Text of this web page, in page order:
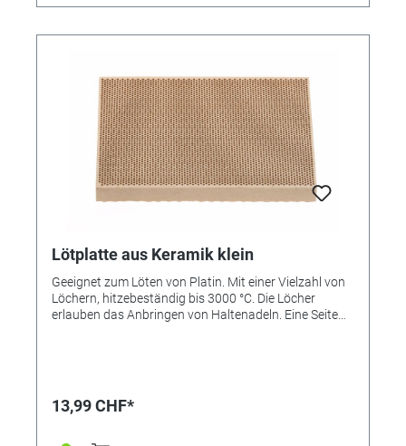
Lötplatte aus Keramik klein
Geeignet zum Löten von Platin. Mit einer Vielzahl von
Löchern, hitzebeständig bis 3000 °C. Die Löcher
erlauben das Anbringen von Haltenadeln. Eine Seite
13,99 CHF*